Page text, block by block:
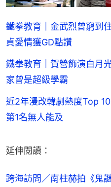
鐵拳教育｜金武烈曾窮到
貞愛情獲GD點讚
鐵拳教育｜賀營飾演白月
家曾是超級學霸
近2年漫改韓劇熱度Top
第1名無人能及
延伸閱讀：
跨海訪問／南柱赫拍《鬼